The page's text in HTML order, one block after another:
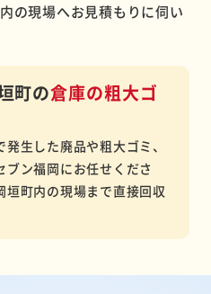
の現場へお見積もりに伺い
町の倉庫の粗大ゴ
生した廃品や粗大ゴミ、
ン福岡にお任せくださ
垣町内の現場まで直接回収